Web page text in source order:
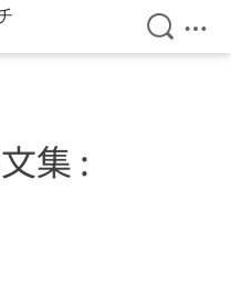
検索を
メ
集 :